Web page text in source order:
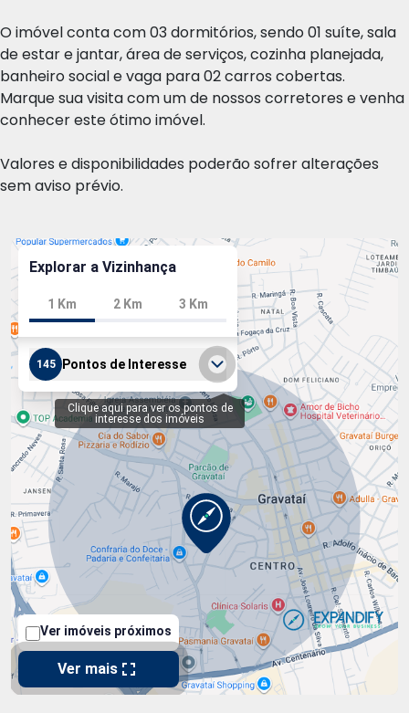
O imóvel conta com 03 dormitórios, sendo 01 suíte, sala
de estar e jantar, área de serviços, cozinha planejada,
banheiro social e vaga para 02 carros cobertas.
Marque sua visita com um de nossos corretores e venha
conhecer este ótimo imóvel.
Valores e disponibilidades poderão sofrer alterações
sem aviso prévio.